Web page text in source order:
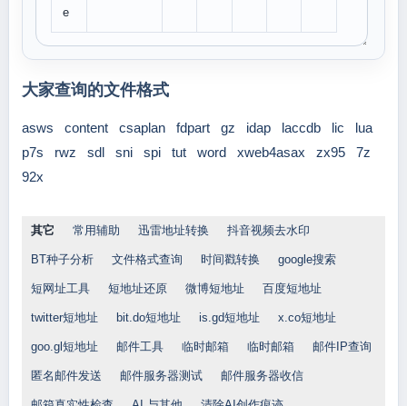
e
大家查询的文件格式
asws content csaplan fdpart gz idap laccdb lic
lua
p7s
rwz sdl sni spi tut word xweb4asax zx95
7z
92x
其它 常用辅助 迅雷地址转换 抖音视频去水印
BT种子分析 文件格式查询 时间戳转换 google搜索
短网址工具 短地址还原 微博短地址 百度短地址
twitter短地址 bit.do短地址 is.gd短地址 x.co短地址
goo.gl短地址 邮件工具 临时邮箱 临时邮箱 邮件IP查询
匿名邮件发送 邮件服务器测试 邮件服务器收信